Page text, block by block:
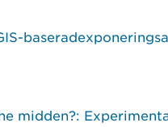
midden?: